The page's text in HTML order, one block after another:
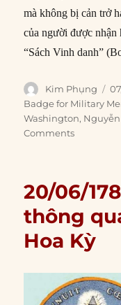
mà không bị cản trở
của người được nhận
“Sách Vinh danh”
Author
Kim Phụng
on
Badge for Military
Washington,
Comments
20/06/
thông
Hoa Kỳ